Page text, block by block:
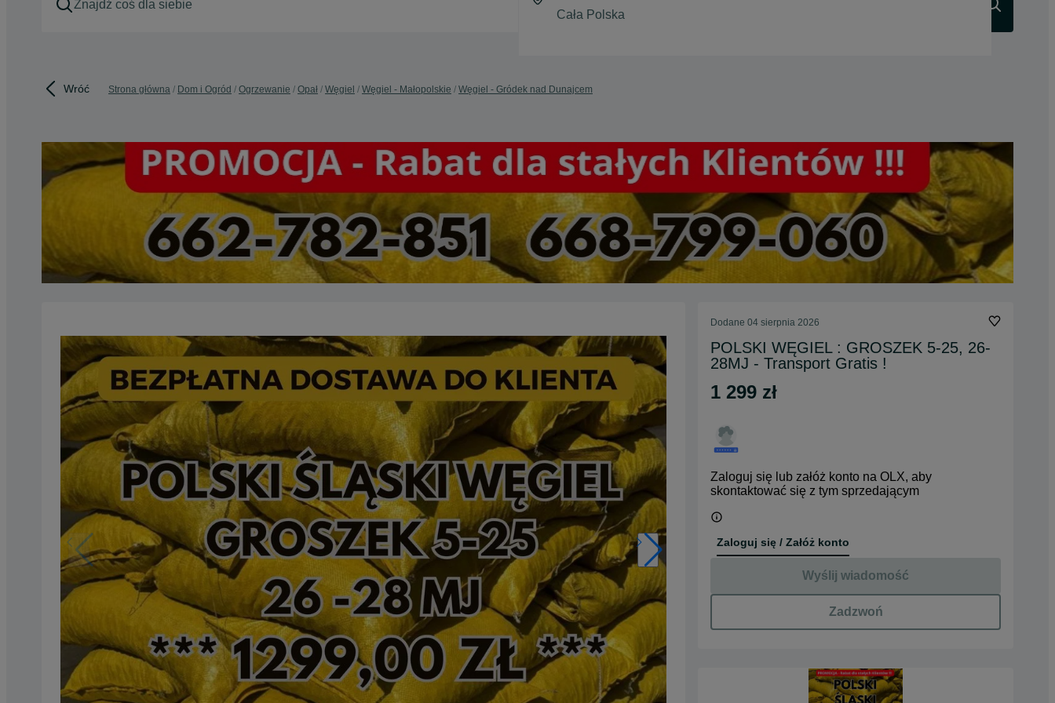
Wróć Strona główna Dom i Ogród Ogrzewanie Opał Węgiel Węgiel - Małopolskie Węgiel - Gródek nad Dunajcem
Dodane 04 sierpnia 2026
POLSKI WĘGIEL : GROSZEK 5-25, 26-
28MJ - Transport Gratis !
1 299 zł
Zaloguj się lub załóż konto na OLX, aby
skontaktować się z tym sprzedającym
Zaloguj się / Załóż konto
Wyślij wiadomość
Zadzwoń